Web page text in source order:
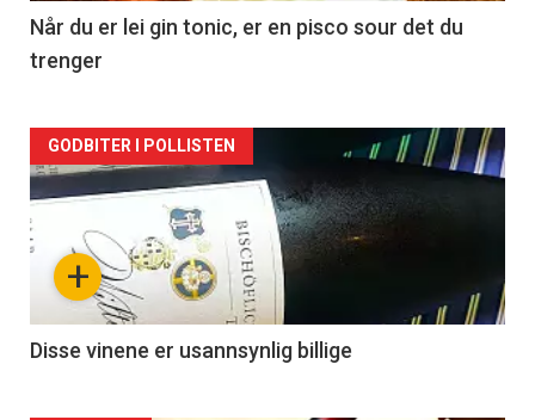
2
Når du er lei gin tonic, er en pisco sour det du
trenger
Forsiden
akkurat
nå
3
+
GODBITER I POLLISTEN
Disse vinene er usannsynlig billige